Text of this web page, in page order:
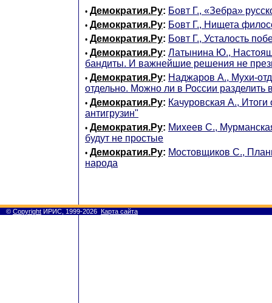
• Демократия.Ру: Бовт Г., «Зебра»
• Демократия.Ру: Бовт Г., Нищета
• Демократия.Ру: Бовт Г., Усталость
• Демократия.Ру: Латынина Ю.,
бандиты. И важнейшие решения не
• Демократия.Ру: Наджаров А., Мухи-
отдельно. Можно ли в России разделить
• Демократия.Ру: Качуровская А.,
антигрузин"
• Демократия.Ру: Михеев С.,
будут не простые
• Демократия.Ру: Мостовщиков С.,
народа
© Copyright ИРИС, 1999-2026 Карта сайта